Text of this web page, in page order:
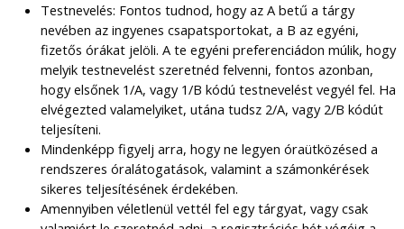
Testnevelés: Fontos tudnod, hogy az A betű a tárgy
nevében az ingyenes csapatsportokat, a B az egyéni,
fizetős órákat jelöli. A te egyéni preferenciádon múlik, hogy
melyik testnevelést szeretnéd felvenni, fontos azonban,
hogy elsőnek 1/A, vagy 1/B kódú testnevelést vegyél fel. Ha
elvégezted valamelyiket, utána tudsz 2/A, vagy 2/B kódút
teljesíteni.
Mindenképp figyelj arra, hogy ne legyen óraütközésed a
rendszeres óralátogatások, valamint a számonkérések
sikeres teljesítésének érdekében.
Amennyiben véletlenül vettél fel egy tárgyat, vagy csak